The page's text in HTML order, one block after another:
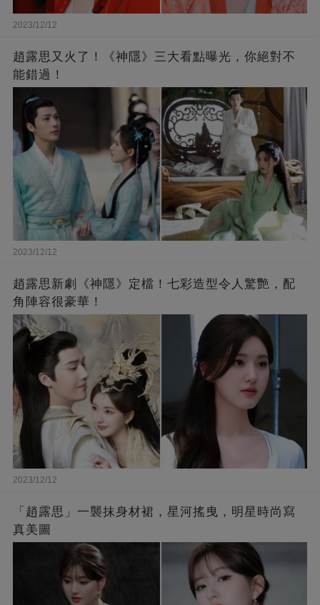
2023/12/12
趙露思又火了！《神隱》三大看點曝光，你絕對不
能錯過！
2023/12/12
趙露思新劇《神隱》定檔！七彩造型令人驚艷，配
角陣容很豪華！
2023/12/12
「趙露思」一襲抹身材裙，星河搖曳，明星時尚寫
真美圖